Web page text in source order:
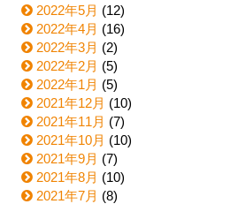
2022年5月 (12)
2022年4月 (16)
2022年3月 (2)
2022年2月 (5)
2022年1月 (5)
2021年12月 (10)
2021年11月 (7)
2021年10月 (10)
2021年9月 (7)
2021年8月 (10)
2021年7月 (8)